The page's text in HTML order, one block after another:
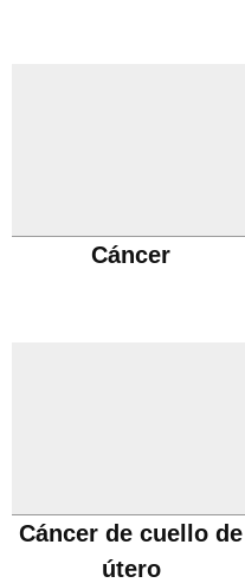
Cáncer
Cáncer de cuello de
útero